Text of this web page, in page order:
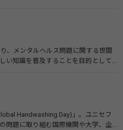
、メンタルヘルス問題に関する世間
い知識を普及することを目的として、
の耳」（厚生労働省）
Handwashing Day)」。ユニセフ
問題に取り組む国際機関や大学、企